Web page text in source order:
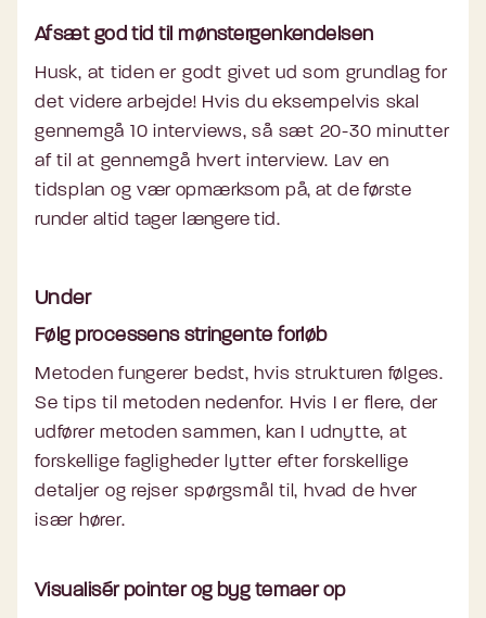
Afsæt god tid til mønstergenkendelsen
Husk, at tiden er godt givet ud som grundlag for
det videre arbejde! Hvis du eksempelvis skal
gennemgå 10 interviews, så sæt 20-30 minutter
af til at gennemgå hvert interview. Lav en
tidsplan ogvær opmærksom på, at de første
runder altid tager længere tid.
Under
Følg processens stringente forløb
Metoden fungerer bedst, hvis strukturen følges.
Se tips til metoden nedenfor. Hvis I er flere, der
udfører metoden sammen, kan I udnytte, at
forskellige fagligheder lytter efter forskellige
detaljer og rejser spørgsmål til, hvad de hver
især hører.
Visualisér pointer og byg temaer op